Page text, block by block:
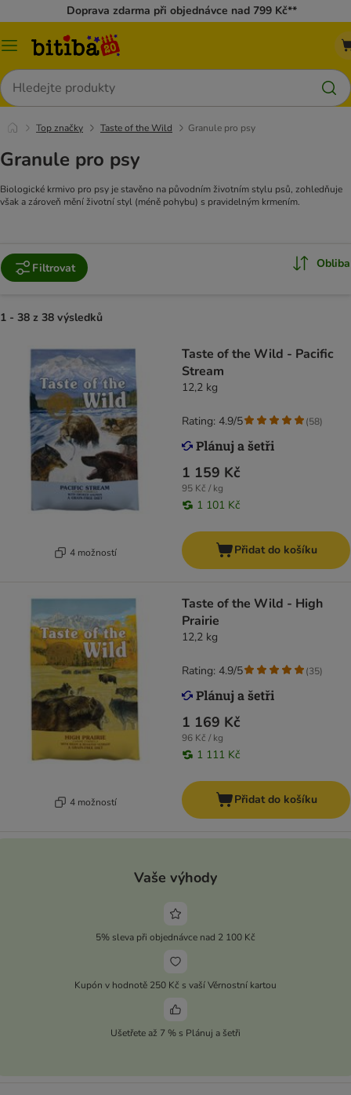
Doprava zdarma při objednávce nad 799 Kč**
Kategorie
Hledat
Top značky Taste of the Wild Granule pro psy
Granule pro psy
Biologické krmivo pro psy je stavěno na původním životním stylu psů, zohledňuje
však a zároveň mění životní styl (méně pohybu) s pravidelným krmením.
Filtrovat Obliba
1 - 38 z 38 výsledků
4 možností
Taste of the Wild - Pacific
Stream
12,2 kg
1 159 Kč
95 Kč / kg
1 101 Kč
Rating: 4.9/5 (58)
Přidat do košíku
4 možností
Taste of the Wild - High
Prairie
12,2 kg
1 169 Kč
96 Kč / kg
1 111 Kč
Rating: 4.9/5 (35)
Přidat do košíku
Vaše výhody
5% sleva při objednávce nad 2 100 Kč
Kupón v hodnotě 250 Kč s vaší Věrnostní kartou
Ušetřete až 7 % s Plánuj a šetři